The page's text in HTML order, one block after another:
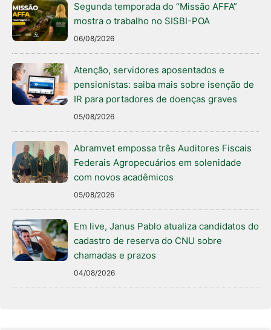
Segunda temporada do “Missão AFFA”
mostra o trabalho no SISBI-POA
06/08/2026
Atenção, servidores aposentados e
pensionistas: saiba mais sobre isenção de
IR para portadores de doenças graves
05/08/2026
Abramvet empossa três Auditores Fiscais
Federais Agropecuários em solenidade
com novos acadêmicos
05/08/2026
Em live, Janus Pablo atualiza candidatos do
cadastro de reserva do CNU sobre
chamadas e prazos
04/08/2026